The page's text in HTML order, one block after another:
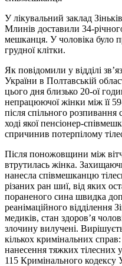
У лікувальний заклад
Млинів доставили 34-
мешканця. У чоловіка було
грудної клітки.
Як повідомили у відділі
України в Полтавській
цього дня близько 20-ої
непрацюючої жінки між її
після спільного
ході якої пенсіонер-
спричинив потерпілому
Після поножовщини між
втрутилась жінка.
нанесла співмешканцю
різаних ран шиї, від яких
пораненого сина швидка
реанімаційного відділення
медиків, стан здоров’я
злочину вилучені.
кількох кримінальних
нанесення тяжких тілесних
115 Кримінального кодексу